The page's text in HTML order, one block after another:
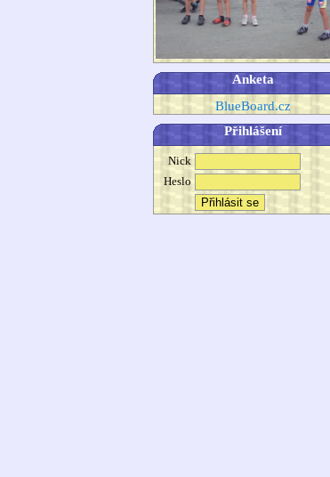
Anketa
BlueBoard.cz
Přihlášení
Nick
Heslo